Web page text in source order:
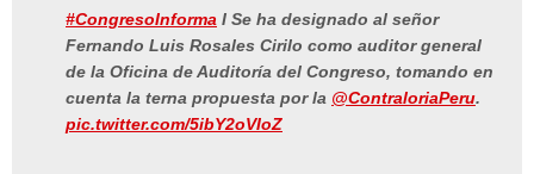
#CongresoInforma I Se ha designado al señor
Fernando Luis Rosales Cirilo como auditor general
de la Oficina de Auditoría del Congreso, tomando en
cuenta la terna propuesta por la @ContraloriaPeru.
pic.twitter.com/5ibY2oVIoZ